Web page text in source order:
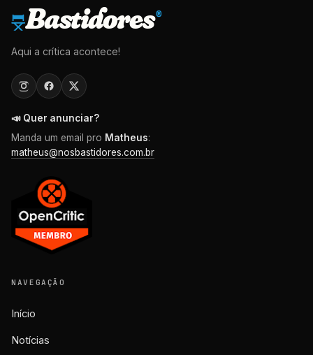
Bastidores®
Aqui a crítica acontece!
📣 Quer anunciar?
Manda um email pro Matheus:
matheus@nosbastidores.com.br
NAVEGAÇÃO
Início
Notícias